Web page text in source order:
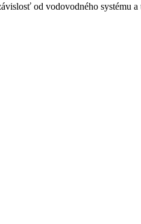
od vodovodného systému